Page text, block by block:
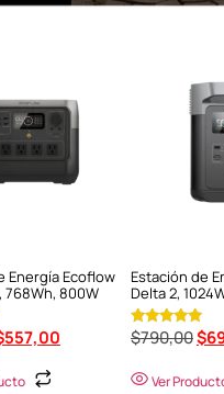
Energía Ecoflow
768Wh, 800W
557,00
Estación de
Delta 2,
Valorado en
5.00
$790,00$
Ver